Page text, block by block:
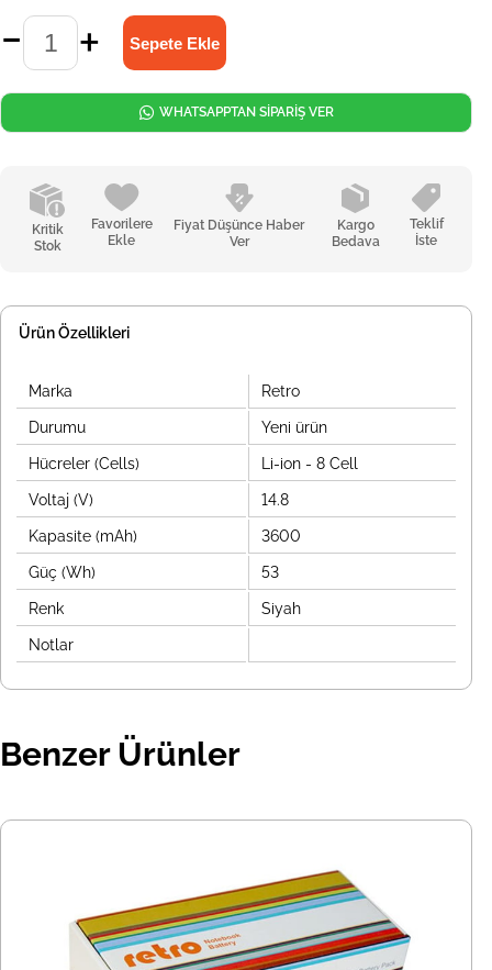
Kritik
Stok
Favorilere
Ekle
Fiyat Düşünce Haber
Ver
Kargo
Bedava
Teklif
İste
WHATSAPPTAN SİPARİŞ VER
Ürün Özellikleri
Marka Retro
Durumu Yeni ürün
Hücreler (Cells) Li-ion - 8 Cell
Voltaj (V) 14.8
Kapasite (mAh) 3600
Güç (Wh) 53
Renk Siyah
Notlar
Benzer Ürünler